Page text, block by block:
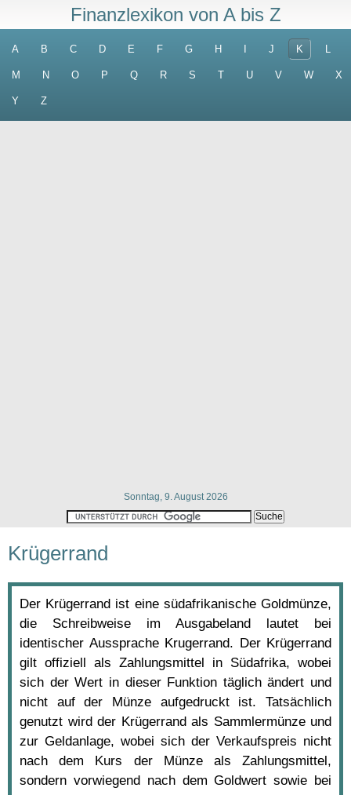
Finanzlexikon von A bis Z
A B C D E F G H J K L
M N O P Q R S T U V W X
Y Z
Sonntag, 9. August 2026
Krügerrand
Der Krügerrand ist eine südafrikanische Goldmünze,
die Schreibweise im Ausgabeland lautet bei
identischer Aussprache Krugerrand. Der Krügerrand
gilt offiziell als Zahlungsmittel in Südafrika, wobei
sich der Wert in dieser Funktion täglich ändert und
nicht auf der Münze aufgedruckt ist. Tatsächlich
genutzt wird der Krügerrand als Sammlermünze und
zur Geldanlage, wobei sich der Verkaufspreis nicht
nach dem Kurs der Münze als Zahlungsmittel,
sondern vorwiegend nach dem Goldwert sowie bei